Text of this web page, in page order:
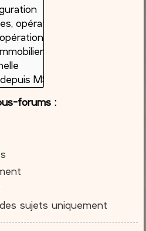
forums :
sujets uniquement